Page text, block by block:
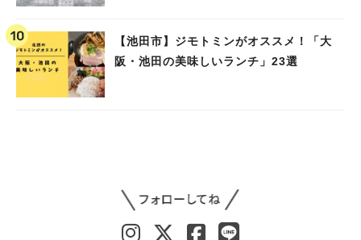
【池田市】ジモトミンがオススメ！「大
阪・池田の美味しいランチ」23選